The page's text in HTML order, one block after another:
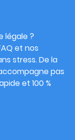
légale ?
et nos
stress. De la
pas
et 100 %